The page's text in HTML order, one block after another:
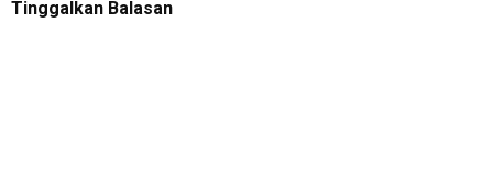
Tinggalkan Balasan